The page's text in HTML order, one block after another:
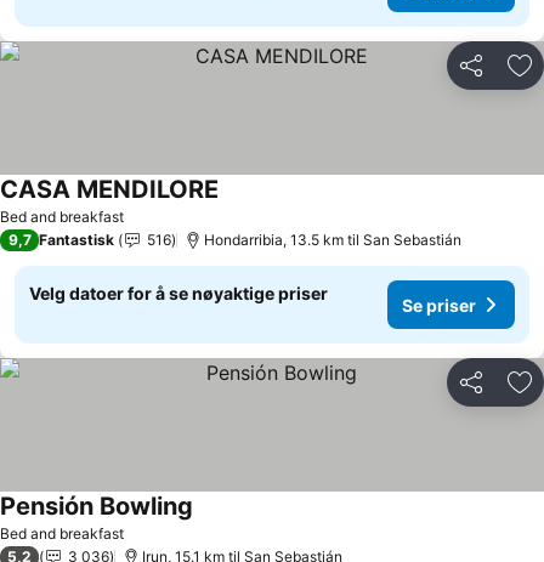
Del
Bed and breakfast
CASA MENDILORE
9,7 Fantastisk 516 Hondarribia, 13.5 km til San Sebastián
Velg datoer for å se nøyaktige priser
Se priser
Del
Bed and breakfast
Pensión Bowling
5,2 3 036 Irun, 15.1 km til San Sebastián